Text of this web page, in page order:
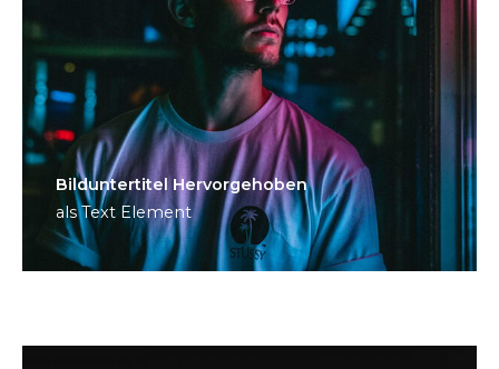
Bild­unter­titel Hervorgehoben
als Text Element